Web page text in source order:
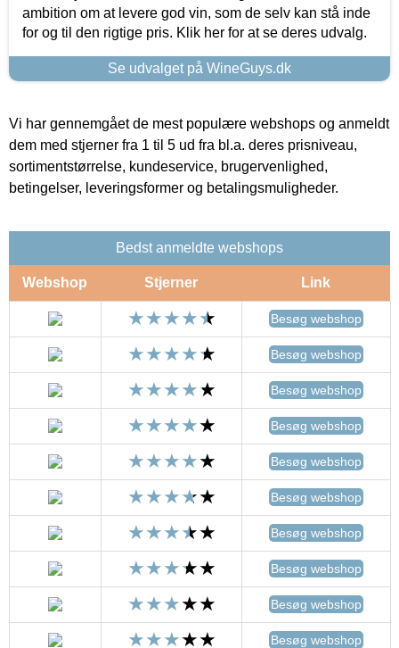
ambition om at levere god vin, som de selv kan stå inde
for og til den rigtige pris. Klik her for at se deres udvalg.
Se udvalget på WineGuys.dk
Vi har gennemgået de mest populære webshops og anmeldt
dem med stjerner fra 1 til 5 ud fra bl.a. deres prisniveau,
sortimentstørrelse, kundeservice, brugervenlighed,
betingelser, leveringsformer og betalingsmuligheder.
Bedst anmeldte webshops
Webshop Stjerner Link
Besøg webshop
Besøg webshop
Besøg webshop
Besøg webshop
Besøg webshop
Besøg webshop
Besøg webshop
Besøg webshop
Besøg webshop
Besøg webshop